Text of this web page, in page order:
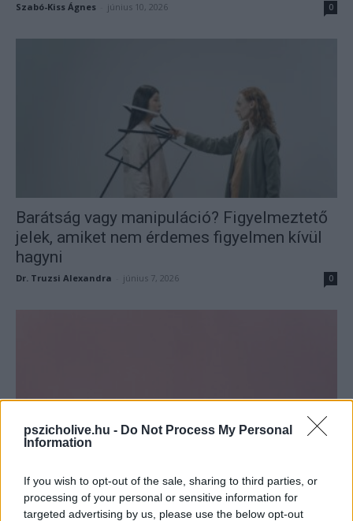
pszicholive.hu - Do Not Process My Personal
Information
If you wish to opt-out of the sale, sharing to third parties, or
processing of your personal or sensitive information for
targeted advertising by us, please use the below opt-out
Szabó-Kiss Ágnes június 10, 2026 0
Barátság vagy manipuláció? Figyelmeztető
jelek, amiket nem érdemes figyelmen kívül
hagyni
Dr. Truzsi Alexandra június 7, 2026 0
Gyakorlatok az önkritika csökkentésére és a
belső támogatás erősítésére